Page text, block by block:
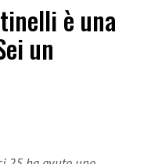
è una
un